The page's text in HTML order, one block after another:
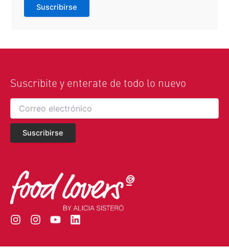
I
I
Y
L
Suscribite y enterate de todo lo nuevo